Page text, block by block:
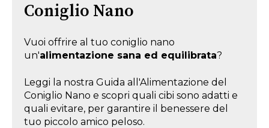
Coniglio Nano
Vuoi offrire al tuo coniglio nano
un'alimentazione sana ed equilibrata?
Leggi la nostra Guida all'Alimentazione del
Coniglio Nano e scopri quali cibi sono adatti e
quali evitare, per garantire il benessere del
tuo piccolo amico peloso.